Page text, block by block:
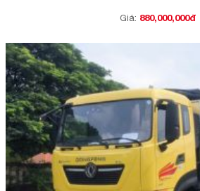
Giá: 880,000,000đ